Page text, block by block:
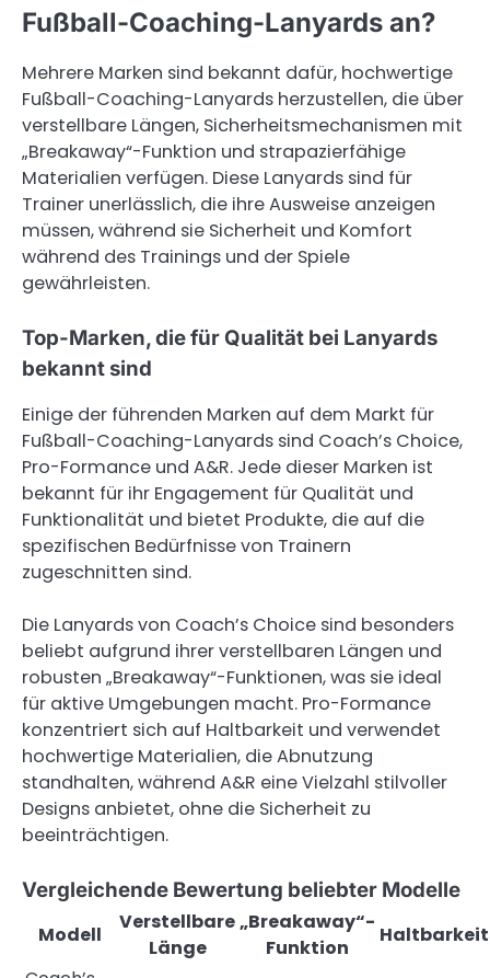
Fußball-Coaching-Lanyards an?
Mehrere Marken sind bekannt dafür, hochwertige
Fußball-Coaching-Lanyards herzustellen, die über
verstellbare Längen, Sicherheitsmechanismen mit
„Breakaway“-Funktion und strapazierfähige
Materialien verfügen. Diese Lanyards sind für
Trainer unerlässlich, die ihre Ausweise anzeigen
müssen, während sie Sicherheit und Komfort
während des Trainings und der Spiele
gewährleisten.
Top-Marken, die für Qualität bei Lanyards
bekannt sind
Einige der führenden Marken auf dem Markt für
Fußball-Coaching-Lanyards sind Coach’s Choice,
Pro-Formance und A&R. Jede dieser Marken ist
bekannt für ihr Engagement für Qualität und
Funktionalität und bietet Produkte, die auf die
spezifischen Bedürfnisse von Trainern
zugeschnitten sind.
Die Lanyards von Coach’s Choice sind besonders
beliebt aufgrund ihrer verstellbaren Längen und
robusten „Breakaway“-Funktionen, was sie ideal
für aktive Umgebungen macht. Pro-Formance
konzentriert sich auf Haltbarkeit und verwendet
hochwertige Materialien, die Abnutzung
standhalten, während A&R eine Vielzahl stilvoller
Designs anbietet, ohne die Sicherheit zu
beeinträchtigen.
Vergleichende Bewertung beliebter Modelle
Modell
Verstellbare
Länge
„Breakaway“-
Funktion